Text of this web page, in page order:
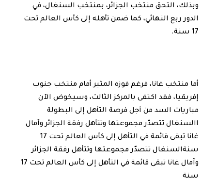
وبذلك، التحق منتخب الجزائر، بمنتخب السنغال، في
الدور ربع النهائي، كما ضمن تأهله إلى كأس العالم تحت
17 سنة.
أما منتخب غانا، فرغم فوزه المثير أمام منتخب جنوب
إفريقيا، فقد اكتفى بالمركز الثالث، وسيخوض الآن
مباريات السد من أجل فرصة التأهل إلى البطولة
االسنغال تتصدّر مجموعتها وتتأهل رفقة الجزائر وآمال
غانا تبقى قائمة في التأهل إلى كأس العالم تحت 17
سنةالسنغال تتصدّر مجموعتها وتتأهل رفقة الجزائر
وآمال غانا تبقى قائمة في التأهل إلى كأس العالم تحت 17
سنة